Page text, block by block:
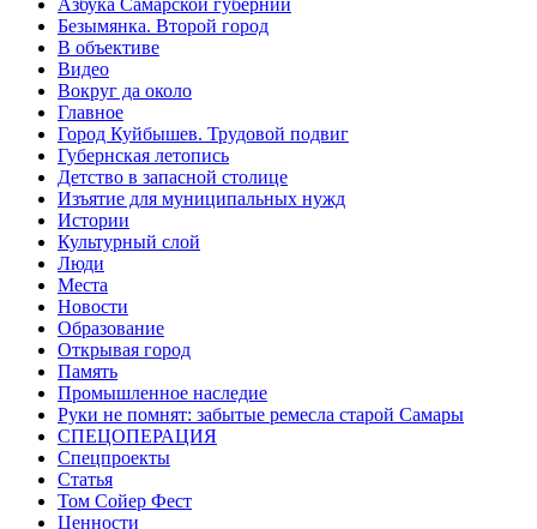
Безымянка. Второй город
В объективе
Видео
Вокруг да около
Главное
Город Куйбышев. Трудовой подвиг
Губернская летопись
Детство в запасной столице
Изъятие для муниципальных нужд
Истории
Культурный слой
Люди
Места
Новости
Образование
Открывая город
Память
Промышленное наследие
Руки не помнят: забытые ремесла старой Самары
СПЕЦОПЕРАЦИЯ
Спецпроекты
Статья
Том Сойер Фест
Ценности